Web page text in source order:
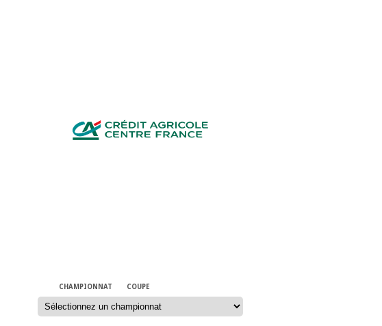
CHAMPIONNAT COUPE